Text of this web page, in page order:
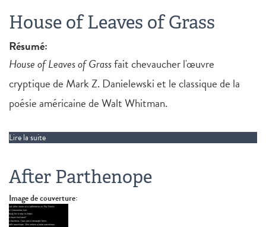
House of Leaves of Grass
Résumé:
House of Leaves of Grassfait chevaucher l'œuvre
cryptique de Mark Z. Danielewski et le classique de la
poésie américaine de Walt Whitman.
Lire la suite
After Parthenope
Image de couverture: